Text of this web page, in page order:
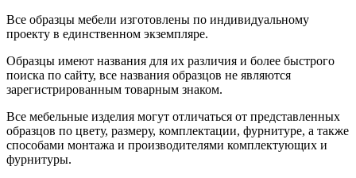
Все образцы мебели изготовлены по индивидуальному
проекту в единственном экземпляре.
Образцы имеют названия для их различия и более быстрого
поиска по сайту, все названия образцов не являются
зарегистрированным товарным знаком.
Все мебельные изделия могут отличаться от представленных
образцов по цвету, размеру, комплектации, фурнитуре, а также
способами монтажа и производителями комплектующих и
фурнитуры.